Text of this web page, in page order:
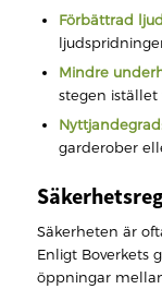
Förbättrad
Mindre
stegen istället
garderober
Säkerheten är
Enligt Boverkets
öppningar